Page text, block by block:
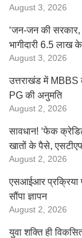
August 3, 2026
‘जन-जन की
भागीदारी 6.5 लाख
August 3, 2026
उत्तराखंड में MBBS
PG की अनुमति
August 2, 2026
सावधान! ‘फेक
खातों के पैसे,
August 2, 2026
एसआईआर प्रक्रिया
सौंपा ज्ञापन
August 2, 2026
युवा शक्ति ही